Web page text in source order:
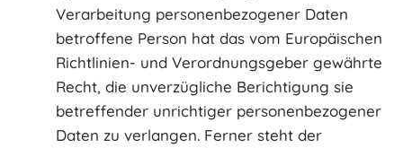
Verarbeitung personenbezogener Daten
betroffene Person hat das vom Europäischen
Richtlinien- und Verordnungsgeber gewährte
Recht, die unverzügliche Berichtigung sie
betreffender unrichtiger personenbezogener
Daten zu verlangen. Ferner steht der